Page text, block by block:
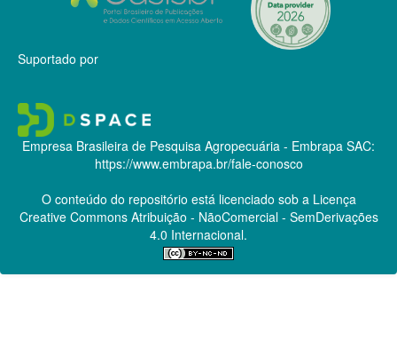
Suportado por
Empresa Brasileira de Pesquisa Agropecuária - Embrapa SAC:
https://www.embrapa.br/fale-conosco
O conteúdo do repositório está licenciado sob a Licença
Creative CommonsAtribuição - NãoComercial - SemDerivações
4.0 Internacional.